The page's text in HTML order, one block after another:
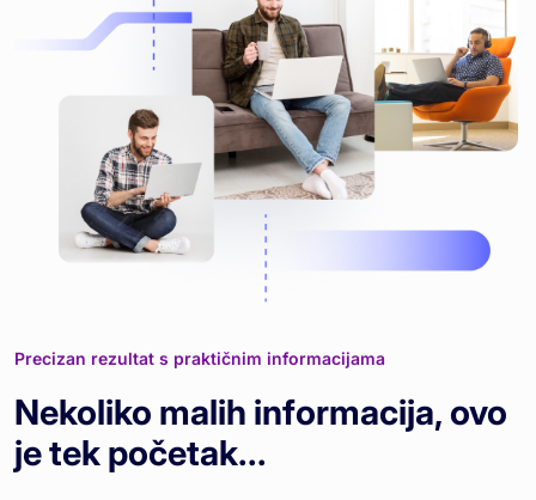
Precizan rezultat s praktičnim informacijama
Nekoliko malih informacija, ovo
je tek početak...